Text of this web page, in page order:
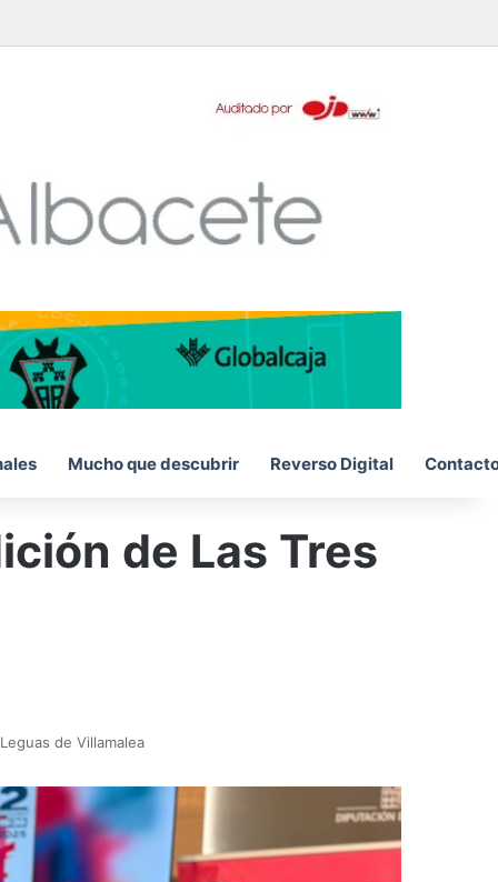
Mucho que descubrir Reverso Digital
de Las Tres
de Villamalea